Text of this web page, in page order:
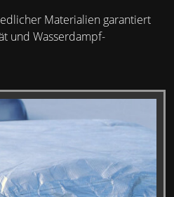
Materialien garantiert
und Wasserdampf-